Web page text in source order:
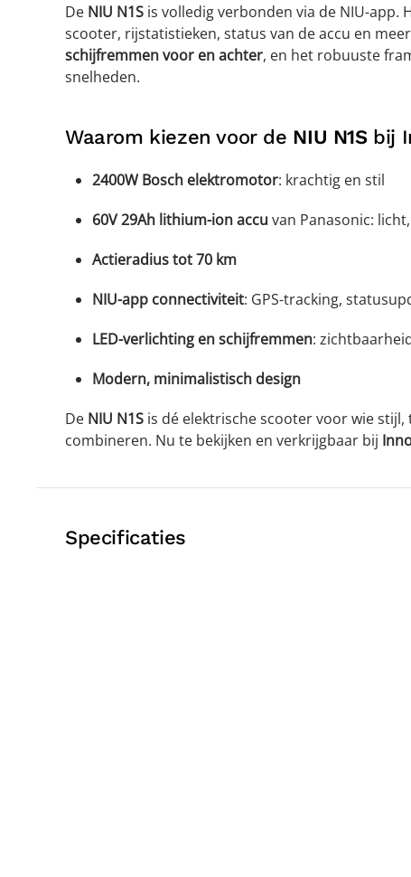
De NIU N1S is volledig verbonden via de NIU-app.
scooter, rijstatistieken, status van de accu en
schijfremmen voor en achter, en het robuuste
snelheden.
Waarom kiezen voor de NIU N1Sbij
2400W Bosch elektromotor: krachtig en stil
60V 29Ah lithium-ion accu van Panasonic:
Actieradius tot 70 km
NIU-app connectiviteit: GPS-tracking,
LED-verlichting en schijfremmen:
Modern, minimalistisch design
De NIU N1S is dé elektrische scooter voor wie
combineren. Nu te bekijken en verkrijgbaar bij
Specificaties